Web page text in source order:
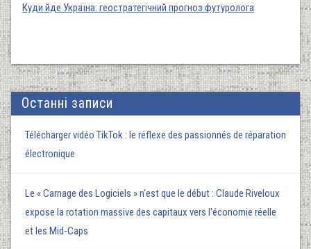
Куди йде Україна: геостратегічний прогноз футуролога
Останні записи
Télécharger vidéo TikTok : le réflexe des passionnés de réparation
électronique
Le « Carnage des Logiciels » n'est que le début : Claude Riveloux
expose la rotation massive des capitaux vers l'économie réelle
et les Mid-Caps